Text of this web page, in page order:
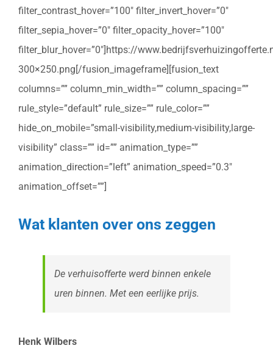
filter_contrast_hover=”100″ filter_invert_hover=”0″
filter_sepia_hover=”0″ filter_opacity_hover=”100″
filter_blur_hover=”0″]https://
300×250.png[/fusion_imageframe][fusion_text
columns=”” column_min_width=”” column_spacing=””
rule_style=”default” rule_size=”” rule_color=””
hide_on_mobile=”small-visibility,medium-visibility,large-
visibility” class=”” id=”” animation_type=””
animation_direction=”left” animation_speed=”0.3″
animation_offset=””]
Wat klanten over ons zeggen
De verhuisofferte werd binnen enkele
uren binnen. Met een eerlijke prijs.
Henk Wilbers